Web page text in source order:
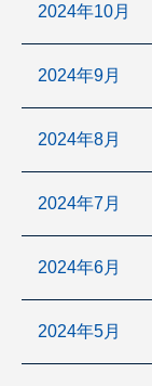
2024年10月
2024年9月
2024年8月
2024年7月
2024年6月
2024年5月